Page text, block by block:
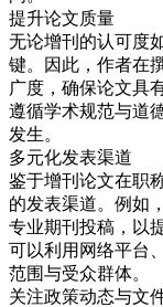
提升论文质量
无论增刊的认可度
键。因此，作者在
广度，确保论文具
遵循学术规范与道
发生。
多元化发表渠道
鉴于增刊论文在职
的发表渠道。例如
专业期刊投稿，以
可以利用网络平台
范围与受众群体。
关注政策动态与文